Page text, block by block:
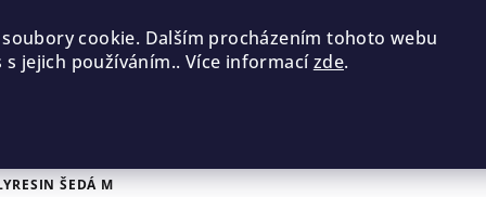
cookie. Dalším procházením tohoto webu
jejich používáním.. Více informacízde.
ŠEDÁ M